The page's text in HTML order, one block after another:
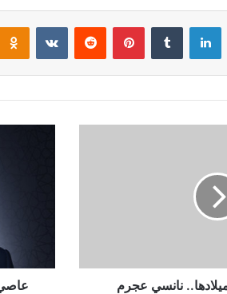
لينكدإن بينتيريست
ميلادها.. نانسي عجرم